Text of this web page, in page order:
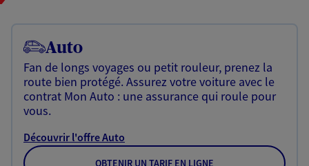
Auto
Fan de longs voyages ou petit rouleur, prenez la
route bien protégé. Assurez votre voiture avec le
contrat Mon Auto : une assurance qui roule pour
vous.
Découvrir l'offre Auto
OBTENIR UN TARIF EN LIGNE